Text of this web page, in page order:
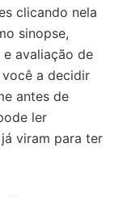
clicando nela
sinopse,
avaliação de
você a decidir
antes de
ler
viram para ter